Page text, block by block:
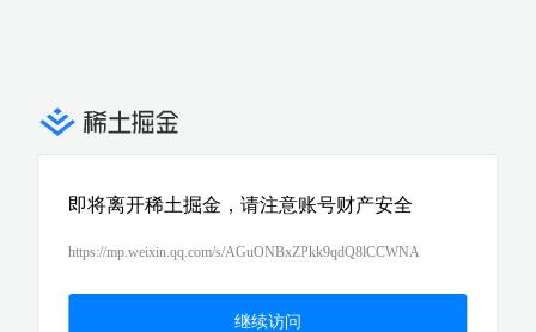
即将离开稀土掘金，请注意账号财产安全
https://mp.weixin.qq.com/s/AGuONBxZPkk9qdQ8lCCWNA
继续访问